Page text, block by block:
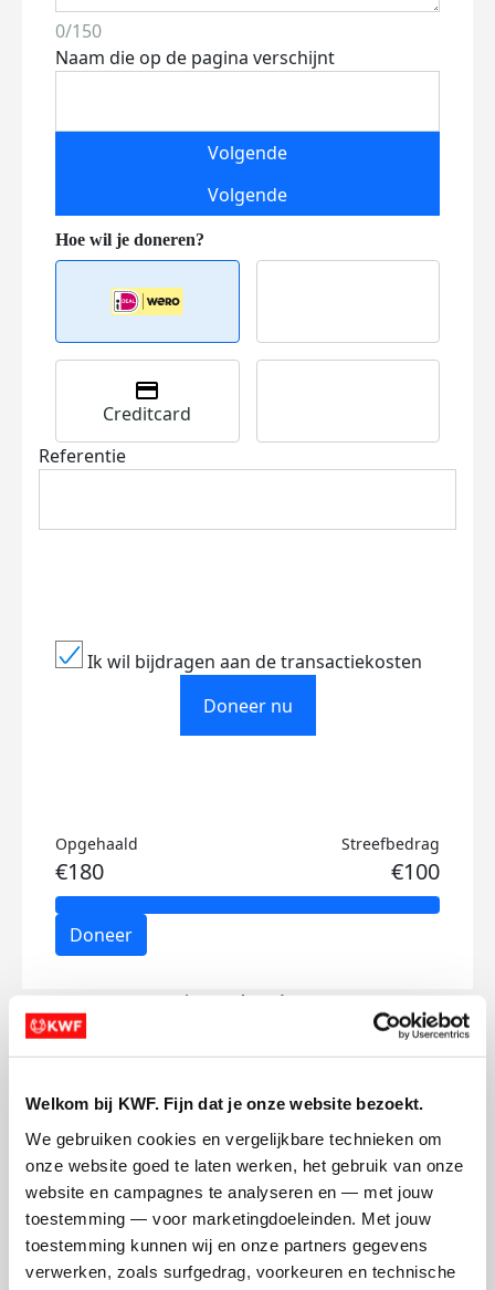
Welkom bij KWF. Fijn dat je onze website bezoekt.
We gebruiken cookies en vergelijkbare technieken om
onze website goed te laten werken, het gebruik van onze
website en campagnes te analyseren en — met jouw
toestemming — voor marketingdoeleinden. Met jouw
toestemming kunnen wij en onze partners gegevens
verwerken, zoals surfgedrag, voorkeuren en technische
0/150
Naam die op de pagina verschijnt
Volgende
Volgende
Creditcard
Referentie
Ik wil bijdragen aan de transactiekosten
Doneer nu
Opgehaald
€180
Streefbedrag
€100
Doneer
Eise's badges